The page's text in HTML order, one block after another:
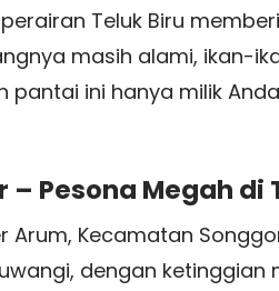
Teluk Biru
masih alami, ikan-
ini hanya milik
– Pesona Megah di
Arum, Kecamatan
dengan ketinggian